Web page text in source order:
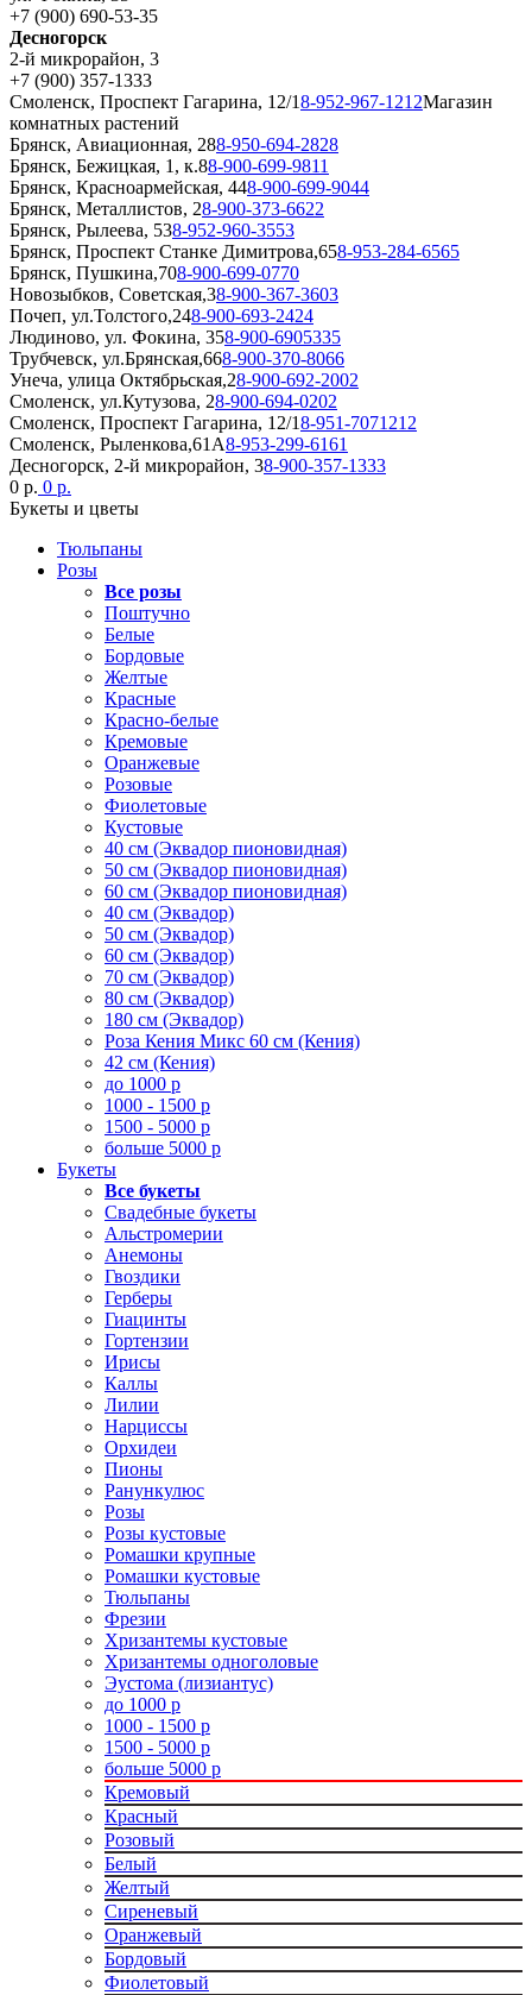
+7 (900) 690-53-35
Десногорск
2-й микрорайон, 3
+7 (900) 357-1333
Смоленск, Проспект Гагарина, 12/18-952-967-1212Магазин
комнатных растений
Брянск, Авиационная, 288-950-694-2828
Брянск, Бежицкая, 1, к.88-900-699-9811
Брянск, Красноармейская, 448-900-699-9044
Брянск, Металлистов, 28-900-373-6622
Брянск, Рылеева, 538-952-960-3553
Брянск, Проспект Станке Димитрова,658-953-284-6565
Брянск, Пушкина,708-900-699-0770
Новозыбков, Советская,38-900-367-3603
Почеп, ул.Толстого,248-900-693-2424
Людиново, ул. Фокина, 358-900-6905335
Трубчевск, ул.Брянская,668-900-370-8066
Унеча, улица Октябрьская,28-900-692-2002
Смоленск, ул.Кутузова, 28-900-694-0202
Смоленск, Проспект Гагарина, 12/18-951-7071212
Смоленск, Рыленкова,61А8-953-299-6161
Десногорск, 2-й микрорайон, 38-900-357-1333
0 р. 0 р.
Букеты и цветы
Тюльпаны
Розы
Все розы
Поштучно
Белые
Бордовые
Желтые
Красные
Красно-белые
Кремовые
Оранжевые
Розовые
Фиолетовые
Кустовые
40 см (Эквадор пионовидная)
50 см (Эквадор пионовидная)
60 см (Эквадор пионовидная)
40 см (Эквадор)
50 см (Эквадор)
60 см (Эквадор)
70 см (Эквадор)
80 см (Эквадор)
180 см (Эквадор)
Роза Кения Микс 60 см (Кения)
42 см (Кения)
до 1000 р
1000 - 1500 р
1500 - 5000 р
больше 5000 р
Букеты
Все букеты
Свадебные букеты
Альстромерии
Анемоны
Гвоздики
Герберы
Гиацинты
Гортензии
Ирисы
Каллы
Лилии
Нарциссы
Орхидеи
Пионы
Ранункулюс
Розы
Розы кустовые
Ромашки крупные
Ромашки кустовые
Тюльпаны
Фрезии
Хризантемы кустовые
Хризантемы одноголовые
Эустома (лизиантус)
до 1000 р
1000 - 1500 р
1500 - 5000 р
больше 5000 р
Кремовый
Красный
Розовый
Белый
Желтый
Сиреневый
Оранжевый
Бордовый
Фиолетовый